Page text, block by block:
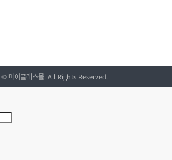
© 마이클래스몰. All Rights Reserved.